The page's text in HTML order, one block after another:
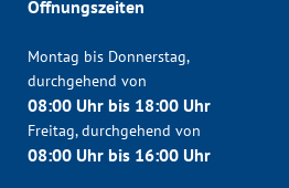
Öffnungszeiten
Montag bis Donnerstag,
durchgehend von
08:00 Uhr bis 18:00 Uhr
Freitag, durchgehend von
08:00 Uhr bis 16:00 Uhr